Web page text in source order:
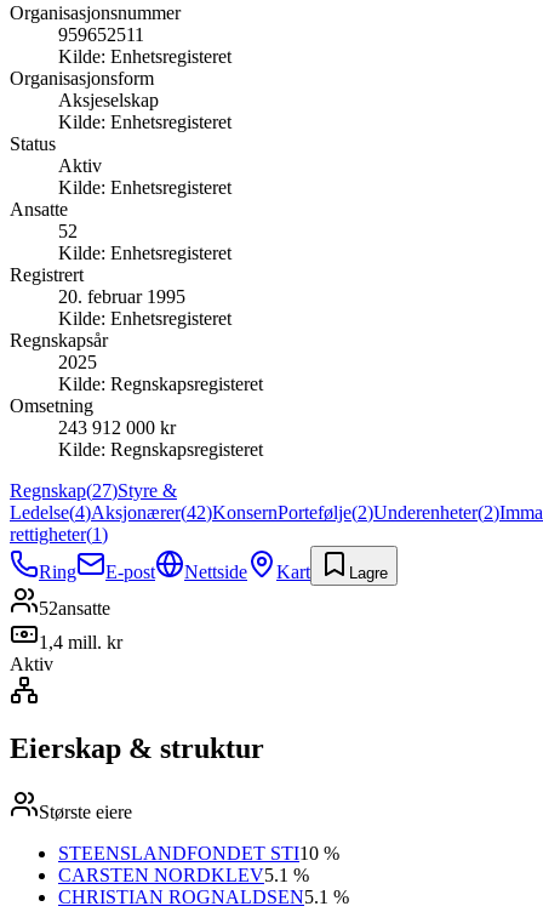
Organisasjonsnummer
959652511
Kilde: Enhetsregisteret
Organisasjonsform
Aksjeselskap
Kilde: Enhetsregisteret
Status
Aktiv
Kilde: Enhetsregisteret
Ansatte
52
Kilde: Enhetsregisteret
Registrert
20. februar 1995
Kilde: Enhetsregisteret
Regnskapsår
2025
Kilde: Regnskapsregisteret
Omsetning
243 912 000 kr
Kilde: Regnskapsregisteret
Regnskap(27)Styre &
Ledelse(4)Aksjonærer(42)KonsernPortefølje(2)Underenheter(2)
rettigheter(1)
Ring
E-post Nettside Kart Lagre
52ansatte
1,4 mill. kr
Aktiv
Eierskap & struktur
Største eiere
STEENSLANDFONDET STI10 %
CARSTEN NORDKLEV5.1 %
CHRISTIAN ROGNALDSEN5.1 %